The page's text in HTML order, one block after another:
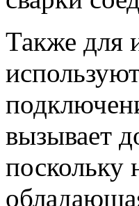
Также для
вызывает
поскольку